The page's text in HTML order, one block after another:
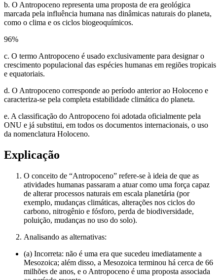
b. O Antropoceno representa uma proposta de era geológica
marcada pela influência humana nas dinâmicas naturais do planeta,
como o clima e os ciclos biogeoquímicos.
96%
c. O termo Antropoceno é usado exclusivamente para designar o
crescimento populacional das espécies humanas em regiões tropicais
e equatoriais.
d. O Antropoceno corresponde ao período anterior ao Holoceno e
caracteriza-se pela completa estabilidade climática do planeta.
e. A classificação do Antropoceno foi adotada oficialmente pela
ONU e já substitui, em todos os documentos internacionais, o uso
da nomenclatura Holoceno.
Explicação
O conceito de “Antropoceno” refere-se à ideia de que as
atividades humanas passaram a atuar como uma força capaz
de alterar processos naturais em escala planetária (por
exemplo, mudanças climáticas, alterações nos ciclos do
carbono, nitrogênio e fósforo, perda de biodiversidade,
poluição, mudanças no uso do solo).
Analisando as alternativas:
(a) Incorreta: não é uma era que sucedeu imediatamente a
Mesozoica; além disso, a Mesozoica terminou há cerca de 66
milhões de anos, e o Antropoceno é uma proposta associada